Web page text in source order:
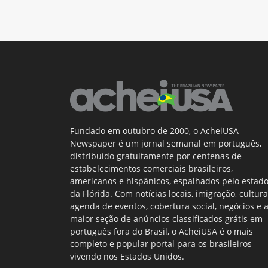
Fundado em outubro de 2000, o AcheiUSA
Newspaper é um jornal semanal em português,
distribuído gratuitamente por centenas de
estabelecimentos comerciais brasileiros,
americanos e hispânicos, espalhados pelo estado
da Flórida. Com notícias locais, imigração,
agenda de eventos, cobertura social, negócios e a
maior seção de anúncios classificados grátis em
português fora do Brasil, o AcheiUSA é o mais
completo e popular portal para os brasileiros
vivendo nos Estados Unidos.